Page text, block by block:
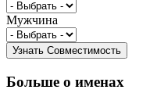
Мужчина
Больше о именах